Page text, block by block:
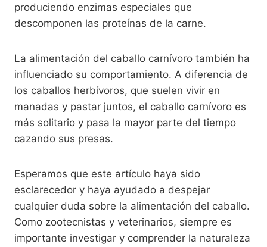
produciendo enzimas especiales que
descomponen las proteínas de la carne.
La alimentación del caballo carnívoro también ha
influenciado su comportamiento. A diferencia de
los caballos herbívoros, que suelen vivir en
manadas y pastar juntos, el caballo carnívoro es
más solitario y pasa la mayor parte del tiempo
cazando sus presas.
Esperamos que este artículo haya sido
esclarecedor y haya ayudado a despejar
cualquier duda sobre la alimentación del caballo.
Como zootecnistas y veterinarios, siempre es
importante investigar y comprender la naturaleza